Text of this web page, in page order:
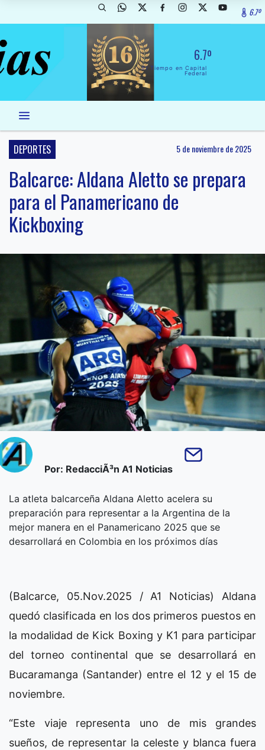
6.7º
6.7º
El Tiempo en Capital
Federal
DEPORTES 5 de noviembre de 2025
Balcarce: Aldana Aletto se prepara
para el Panamericano de
Kickboxing
Por: RedacciÃ³n A1 Noticias
La atleta balcarceña Aldana Aletto acelera su
preparación para representar a la Argentina de la
mejor manera en el Panamericano 2025 que se
desarrollará en Colombia en los próximos días
(Balcarce, 05.Nov.2025 / A1 Noticias) Aldana
quedó clasificada en los dos primeros puestos en
la modalidad de Kick Boxing y K1 para participar
del torneo continental que se desarrollará en
Bucaramanga (Santander) entre el 12 y el 15 de
noviembre.
“Este viaje representa uno de mis grandes
sueños, de representar la celeste y blanca fuera